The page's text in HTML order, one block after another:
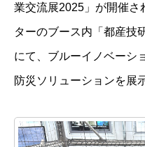
業交流展2025」が開催さ
ターのブース内「都産技
にて、ブルーイノベーシ
防災ソリューションを展